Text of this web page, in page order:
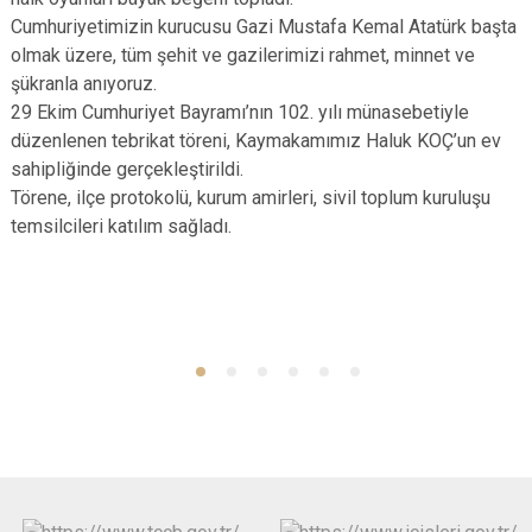
Cumhuriyetimizin kurucusu Gazi Mustafa Kemal Atatürk başta
olmak üzere, tüm şehit ve gazilerimizi rahmet, minnet ve
şükranla anıyoruz.
29 Ekim Cumhuriyet Bayramı’nın 102. yılı münasebetiyle
düzenlenen tebrikat töreni, Kaymakamımız Haluk KOÇ’un ev
sahipliğinde gerçekleştirildi.
Törene, ilçe protokolü, kurum amirleri, sivil toplum kuruluşu
temsilcileri katılım sağladı.